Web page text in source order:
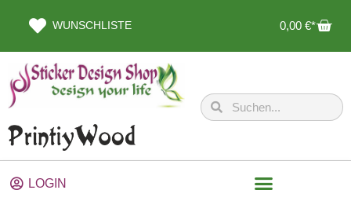
WUNSCHLISTE 0,00 €
LOGIN